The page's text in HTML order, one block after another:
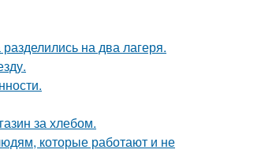
на два лагеря.
за хлебом.
которые работают и не